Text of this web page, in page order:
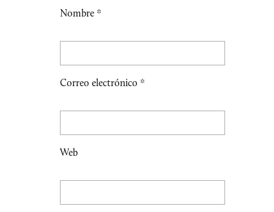
Nombre *
Correo electrónico *
Web